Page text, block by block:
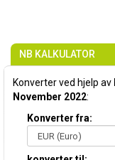
NB KALKULATOR
Konverter ved hjelp av
November 2022:
Konverter fra: